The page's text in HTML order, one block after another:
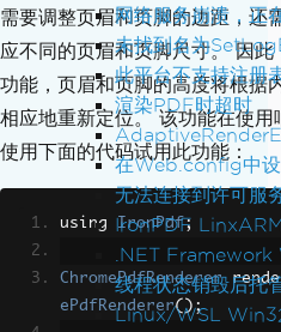
网络服务崩溃，正
未找到名为
此平台不支持注册
渲染PDF时超时
在Web.config中设
无法连接到许可服
IronPDF
.NET Framework
线程状态销毁后托
Linux/WSL
header;
renderer.
footer ;
PdfDocument pdf =
sPdf("<h1>Hello
需要调整页眉和页脚的边距，还
应不同的页眉和页脚尺寸。 因
功能，页眉和页脚的高度将根据
相应地重新定位。 该功能在使用
使用下面的代码试用此功能：
using IronPdf;
ChromePdfRenderer
ePdfRenderer();